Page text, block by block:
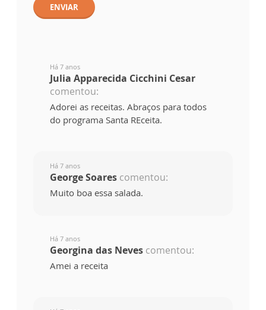
ENVIAR
Há 7 anos
Julia Apparecida Cicchini Cesar
comentou:
Adorei as receitas. Abraços para todos
do programa Santa REceita.
Há 7 anos
George Soares comentou:
Muito boa essa salada.
Há 7 anos
Georgina das Neves comentou:
Amei a receita